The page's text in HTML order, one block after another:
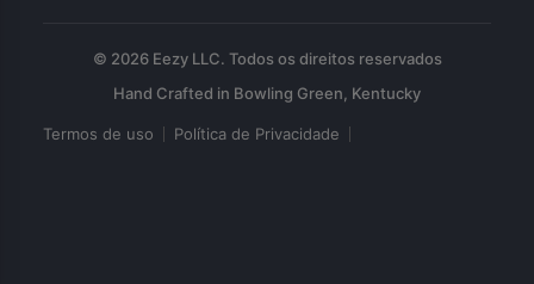
© 2026 Eezy LLC. Todos os direitos reservados
Termos de uso Política de Privacidade